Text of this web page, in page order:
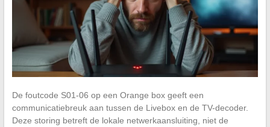
De foutcode S01-06 op een Orange box geeft een
communicatiebreuk aan tussen de Livebox en de TV-decoder.
Deze storing betreft de lokale netwerkaansluiting, niet de